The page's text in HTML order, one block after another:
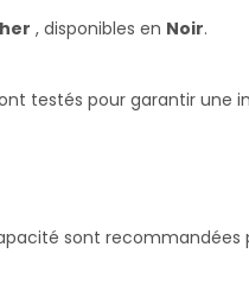
, disponibles en Noir.
sont testés pour garantir
sont